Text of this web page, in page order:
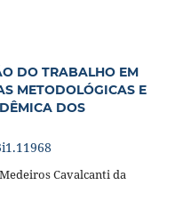
DO TRABALHO EM
METODOLÓGICAS E
DOS
Cavalcanti da